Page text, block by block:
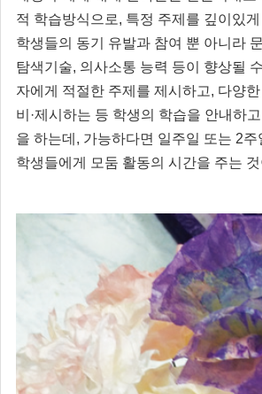
적 학습방식으로, 특정 주제를 깊이있
학생들의 동기 유발과 참여 뿐 아니라
탐색기술, 의사소통 능력 등이 향상될
자에게 적절한 주제를 제시하고, 다양
비·제시하는 등 학생의 학습을 안내하
을 하는데, 가능하다면 일주일 또는 2주
학생들에게 모둠 활동의 시간을 주는